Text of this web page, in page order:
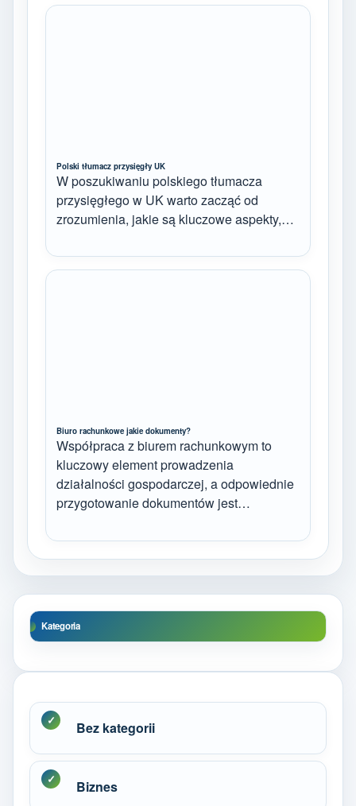
Polski tłumacz przysięgły UK
W poszukiwaniu polskiego tłumacza
przysięgłego w UK warto zacząć od
zrozumienia, jakie są kluczowe aspekty,…
Biuro rachunkowe jakie dokumenty?
Współpraca z biurem rachunkowym to
kluczowy element prowadzenia
działalności gospodarczej, a odpowiednie
przygotowanie dokumentów jest…
Kategoria
Bez kategorii
Biznes